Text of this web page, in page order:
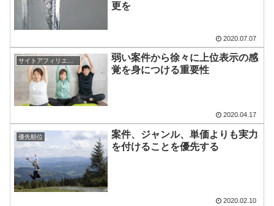
更を
2020.07.07
弱い案件から徐々に上位表示の感
覚を身につける重要性
2020.04.17
優先順位
案件、ジャンル、単価よりも実力
を付けることを優先する
2020.02.10